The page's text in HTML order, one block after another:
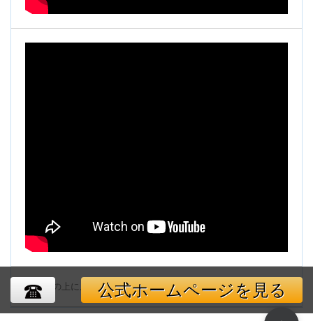
ページの上に戻る公式ホームページを見る